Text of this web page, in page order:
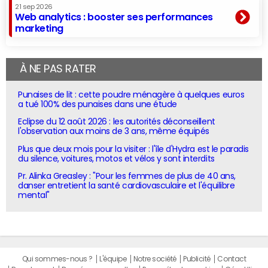
21 sep 2026
Web analytics : booster ses performances
marketing
À NE PAS RATER
Punaises de lit : cette poudre ménagère à quelques euros
a tué 100% des punaises dans une étude
Eclipse du 12 août 2026 : les autorités déconseillent
l'observation aux moins de 3 ans, même équipés
Plus que deux mois pour la visiter : l'île d'Hydra est le paradis
du silence, voitures, motos et vélos y sont interdits
Pr. Alinka Greasley : "Pour les femmes de plus de 40 ans,
danser entretient la santé cardiovasculaire et l'équilibre
mental"
Qui sommes-nous ? L'équipe Notre société Publicité
Contact